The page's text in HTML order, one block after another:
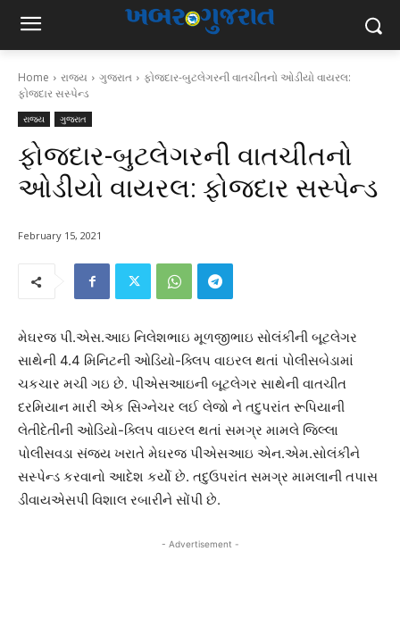
Home રાજ્ય ગુજરાત
ફોજદાર-બુટલેગરની વાતચીતનો ઓડીયો વાયરલ:
ફોજદાર સસ્પેન્ડ
રાજ્ય ગુજરાત
ફોજદાર-બુટલેગરની વાતચીતનો
ઓડીયો વાયરલ: ફોજદાર સસ્પેન્ડ
February 15, 2021
મેઘરજ પી.એસ.આઇ નિલેશભાઇ મૂળજીભાઇ સોલંકીની બૂટલેગર
સાથેની 4.4 મિનિટની ઓડિયો-ક્લિપ વાઇરલ થતાં પોલીસબેડામાં
ચકચાર મચી ગઇ છે. પીએસઆઇની બૂટલેગર સાથેની વાતચીત
દરમિયાન મારી એક સિગ્નેચર લઈ લેજો ને તદુપરાંત રૂપિયાની
લેતીદેતીની ઓડિયો-ક્લિપ વાઇરલ થતાં સમગ્ર મામલે જિલ્લા
પોલીસવડા સંજય ખરાતે મેઘરજ પીએસઆઇ એન.એમ.સોલંકીને
સસ્પેન્ડ કરવાનો આદેશ કર્યો છે. તદુઉપરાંત સમગ્ર મામલાની તપાસ
ડીવાયએસપી વિશાલ રબારીને સોંપી છે.
- Advertisement -